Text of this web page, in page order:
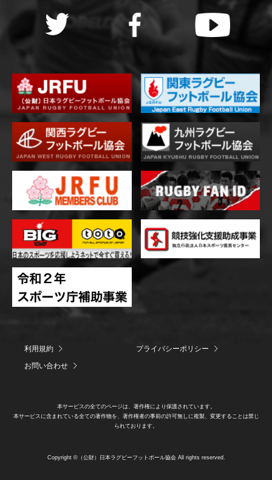
利用規約
プライバシーポリシー
お問い合わせ
本サービスの全てのページは、著作権により保護されています。
本サービスに含まれている全ての著作物を、著作権者の事前の許可無しに複製、変更することは禁じ
られております。
Copyright ©（公財）日本ラグビーフットボール協会 All rights reserved.